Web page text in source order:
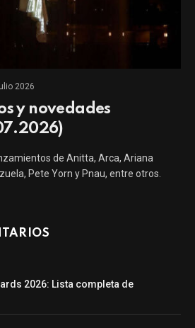
2026
y novedades
de Anitta, Arca, Ariana
Pete Yorn y Pnau, entre otros.
2026: Lista completa de